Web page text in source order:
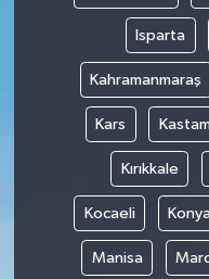
Isparta
Kahramanmaraş
Kars
Kırıkkale
Kocaeli
Manisa